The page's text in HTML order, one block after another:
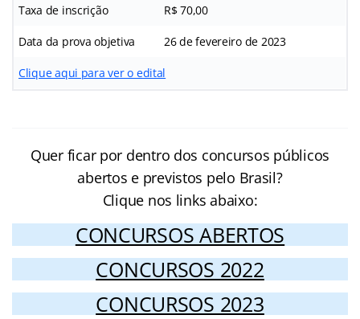
Taxa de inscrição R$ 70,00
Data da prova objetiva 26 de fevereiro de 2023
Clique aqui para ver o edital
Quer ficar por dentro dos concursos públicos
abertos e previstos pelo Brasil?
Clique nos links abaixo:
CONCURSOS ABERTOS
CONCURSOS 2022
CONCURSOS 2023